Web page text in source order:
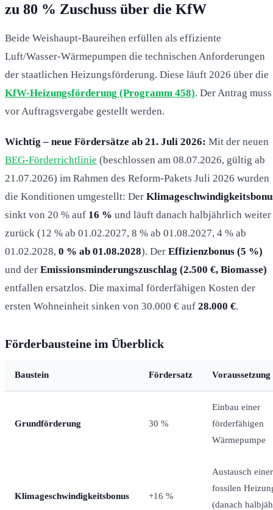
zu 80 % Zuschuss über die KfW
Beide Weishaupt-Baureihen erfüllen als effiziente
Luft/Wasser-Wärmepumpen die technischen Anforderungen
der staatlichen Heizungsförderung. Diese läuft 2026 über die
KfW-Heizungsförderung (Programm 458). Der Antrag muss
vor Auftragsvergabe gestellt werden.
Wichtig – neue Fördersätze ab 21. Juli 2026: Mit der neuen
BEG-Förderrichtlinie (beschlossen am 08.07.2026, gültig ab
21.07.2026) im Rahmen des Reform-Pakets Juli 2026 wurden
die Konditionen umgestellt: Der
sinkt von 20 % auf 16 % und läuft danach halbjährlich weiter
zurück (12 % ab 01.02.2027, 8 % ab 01.08.2027, 4 % ab
01.02.2028, 0 % ab 01.08.2028). Der Effizienzbonus (5 %)
und der Emissionsminderungszuschlag (2.500 €, Biomasse)
entfallen ersatzlos. Die maximal förderfähigen Kosten der
ersten Wohneinheit sinken von 30.000 € auf 28.000 €.
Förderbausteine im Überblick
Baustein Fördersatz Voraussetzung
Grundförderung 30 %
Einbau einer
förderfähigen
Wärmepumpe
Klimageschwindigkeitsbonus +16 %
Austausch
fossilen
(danach